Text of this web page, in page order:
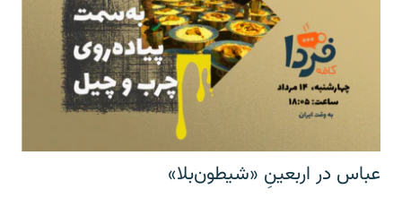
عباس در اربعینِ «شیطون‌بلا»